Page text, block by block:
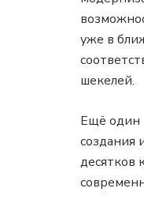
уже в
шекелей.
Ещё один
создания
десятков